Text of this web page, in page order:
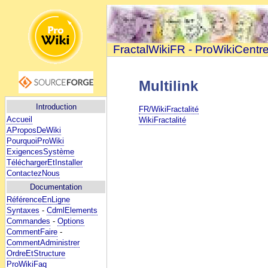
Introduction
Accueil
AProposDeWiki
PourquoiProWiki
ExigencesSystème
TéléchargerEtInstaller
ContactezNous
Documentation
RéférenceEnLigne
Syntaxes - CdmlElements
Commandes - Options
CommentFaire -
CommentAdministrer
OrdreEtStructure
ProWikiFaq
FractalWikiFR -
Multilink
FR/WikiFractalité
WikiFractalité